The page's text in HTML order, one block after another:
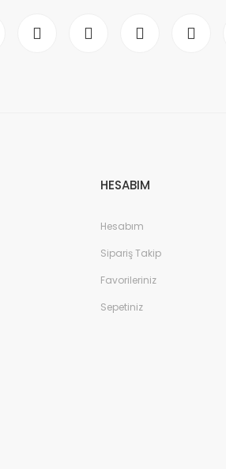
HESABIM
Hesabım
Sipariş Takip
Favorileriniz
Sepetiniz